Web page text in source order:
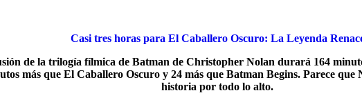
Casi tres horas para El Caballero Oscuro: La Leyenda
de la trilogía fílmica de Batman de Christopher Nolan durará 164
más que El Caballero Oscuro y 24 más que Batman Begins. Parece que
historia por todo lo alto.